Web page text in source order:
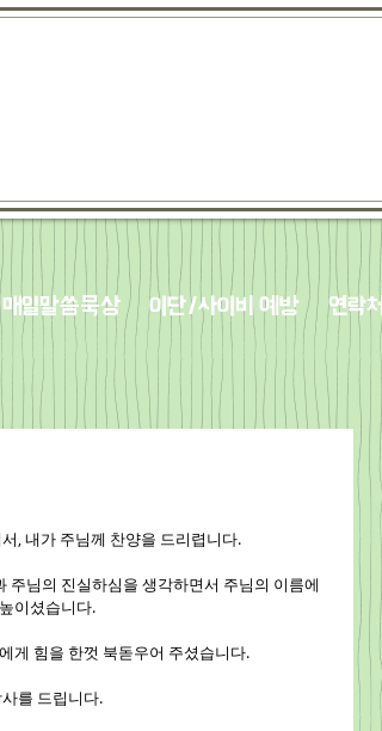
매일말씀묵상 이단/사이비 예방 연락처
, 내가 주님께 찬양을 드리렵니다.
주님의 진실하심을 생각하면서 주님의 이름에
이셨습니다.
게 힘을 한껏 북돋우어 주셨습니다.
를 드립니다.